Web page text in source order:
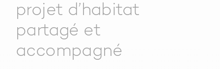
projet d’habitat
partagé et
accompagné